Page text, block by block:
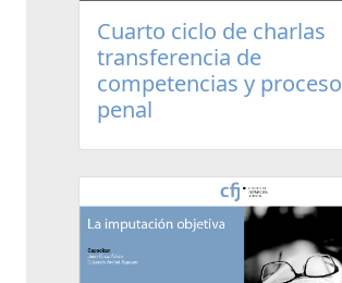
Cuarto ciclo de charlas
transferencia de
competencias y proceso
penal